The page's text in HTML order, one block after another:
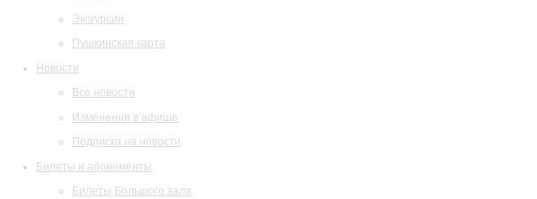
Экскурсии
Пушкинская карта
Новости
Все новости
Изменения в афише
Подписка на новости
Билеты и абонементы
Билеты Большого зала